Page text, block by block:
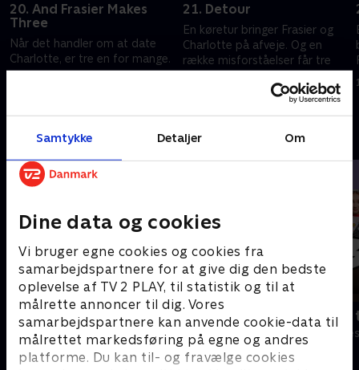
Samtykke Detaljer Om
Dine data og cookies
Vi bruger egne cookies og cookies fra
samarbejdspartnere for at give dig den bedste
oplevelse af TV 2 PLAY, til statistik og til at
målrette annoncer til dig. Vores
samarbejdspartnere kan anvende cookie-data til
målrettet markedsføring på egne og andres
platforme. Du kan til- og fravælge cookies
20. And Frasier Makes
Three
Når det handler om at date
Charlotte, er tre en for mange.
21. Detour
En køretur bringer Frasier og
Charlotte på afveje. Og en
række misforståelser får tre
jobinterviews til at ende som
Andre så også
Robssons (dansk tale)
Komedie • 1 sæsoner
Bert (dansk
Komedie • 1